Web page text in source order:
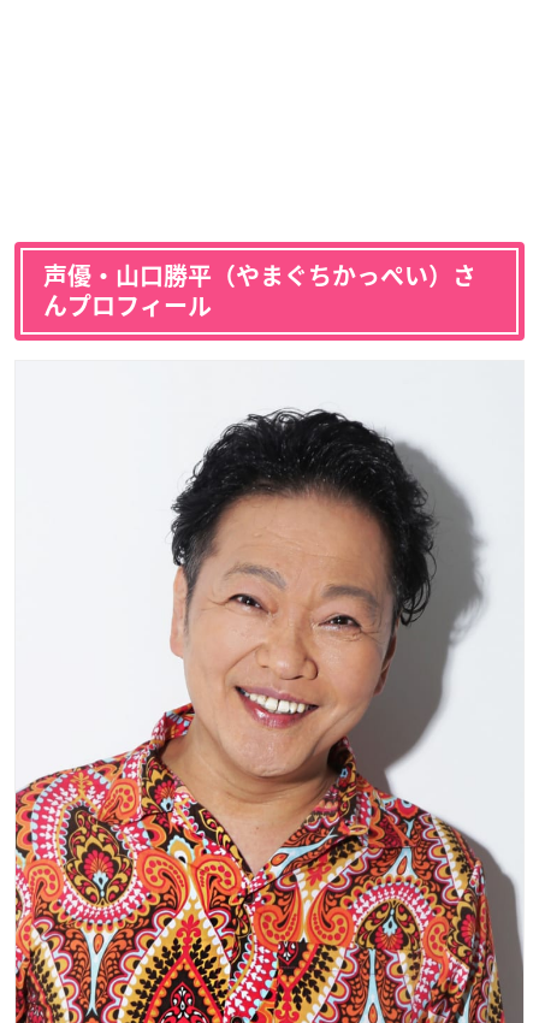
声優・山口勝平（やまぐちかっぺい）さ
んプロフィール